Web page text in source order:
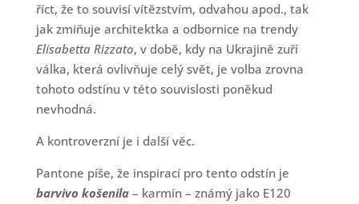
říct, že to souvisí vítězstvím, odvahou apod., tak
jak zmiňuje architektka a odbornice na trendy
Elisabetta Rizzato, v době, kdy na Ukrajině zuří
válka, která ovlivňuje celý svět, je volba zrovna
tohoto odstínu v této souvislosti poněkud
nevhodná.
A kontroverzní je i další věc.
Pantone píše, že inspirací pro tento odstín je
barvivo košenila– karmín – známý jako E120